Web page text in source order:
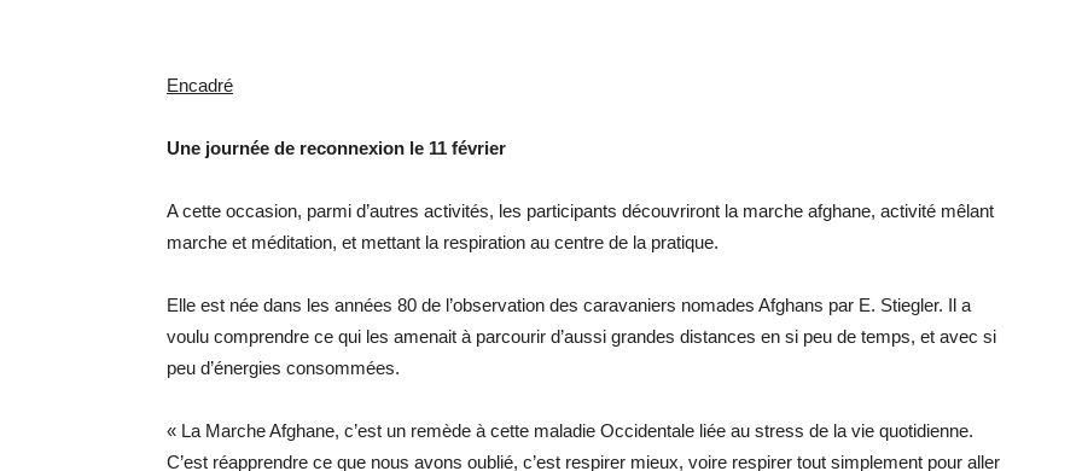
Encadré
Une journée de reconnexion le 11 février
A cette occasion, parmi d’autres activités, les participants découvriront la marche afghane, activité mêlant
marche et méditation, et mettant la respiration au centre de la pratique.
Elle est née dans les années 80 de l’observation des caravaniers nomades Afghans par E. Stiegler. Il a
voulu comprendre ce qui les amenait à parcourir d’aussi grandes distances en si peu de temps, et avec si
peu d’énergies consommées.
« La Marche Afghane, c’est un remède à cette maladie Occidentale liée au stress de la vie quotidienne.
C’est réapprendre ce que nous avons oublié, c’est respirer mieux, voire respirer tout simplement pour aller